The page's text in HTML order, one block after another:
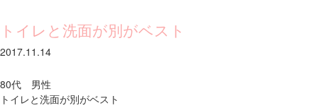
トイレと洗面が別がベスト
2017.11.14
80代 男性
トイレと洗面が別がベスト